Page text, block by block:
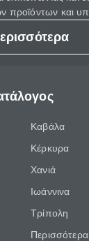
προϊόντων και
Καβάλα
Κέρκυρα
Χανιά
Ιωάννινα
Τρίπολη
Περισσότερα